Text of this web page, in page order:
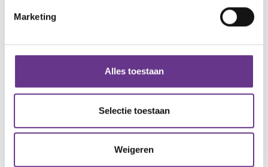
Marketing
Alles toestaan
Selectie toestaan
Weigeren
Zorgen voor
Wonen
Alle thema's